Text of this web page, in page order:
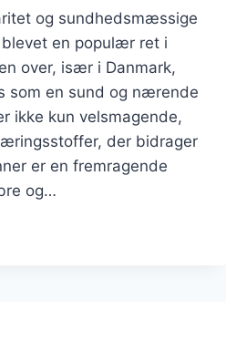
og sundhedsmæssige
en populær ret i
over, især i Danmark,
som en sund og nærende
ikke kun velsmagende,
der bidrager
er en fremragende
og…